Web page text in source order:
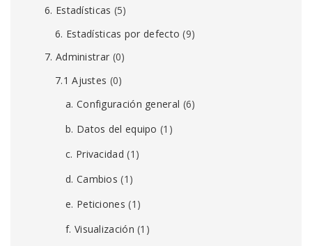
6. Estadísticas (5)
6. Estadísticas por defecto (9)
7. Administrar (0)
7.1 Ajustes (0)
a. Configuración general (6)
b. Datos del equipo (1)
c. Privacidad (1)
d. Cambios (1)
e. Peticiones (1)
f. Visualización (1)